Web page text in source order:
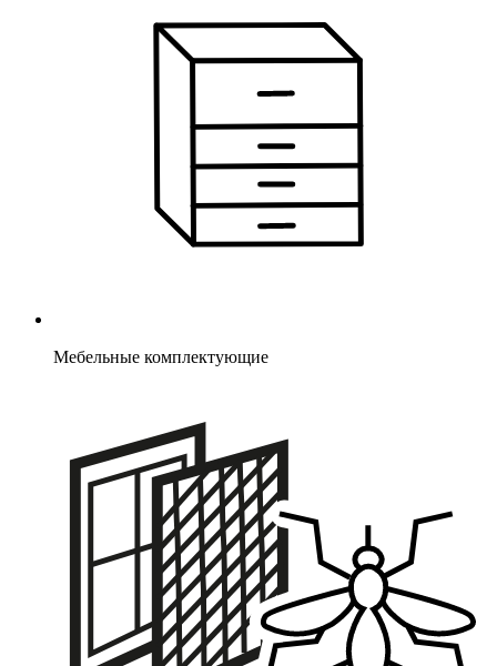
Мебельные комплектующие